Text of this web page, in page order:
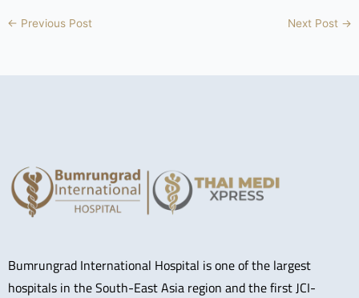
← Previous Post Next Post →
Bumrungrad International Hospital is one of the largest
hospitals in the South-East Asia region and the first JCI-